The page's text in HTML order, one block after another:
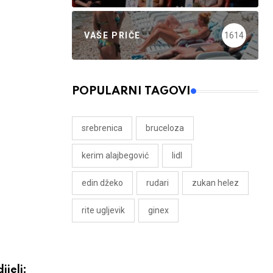
VAŠE PRIČE 1614
POPULARNI TAGOVI
srebrenica bruceloza
kerim alajbegović lidl
edin džeko rudari zukan helez
rite ugljevik ginex